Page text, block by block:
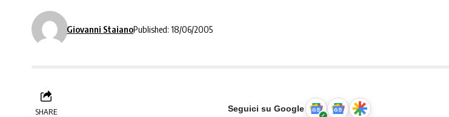
Giovanni StaianoPublished: 18/06/2005
SHARE Seguici su Google